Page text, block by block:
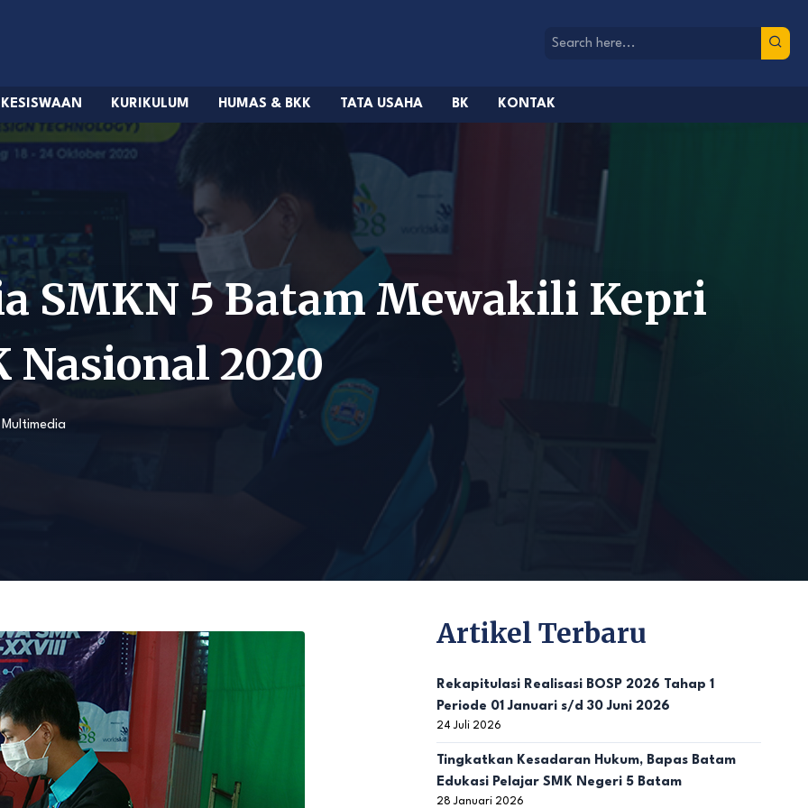
KESISWAAN KURIKULUM HUMAS & BKK TATA USAHA BK KONTAK
SMKN 5 Batam Mewakili Kepri
Nasional 2020
Multimedia
Artikel Terbaru
Rekapitulasi Realisasi BOSP 2026 Tahap 1
Periode 01 Januari s/d 30 Juni 2026
24 Juli 2026
Tingkatkan Kesadaran Hukum, Bapas Batam
Edukasi Pelajar SMK Negeri 5 Batam
28 Januari 2026